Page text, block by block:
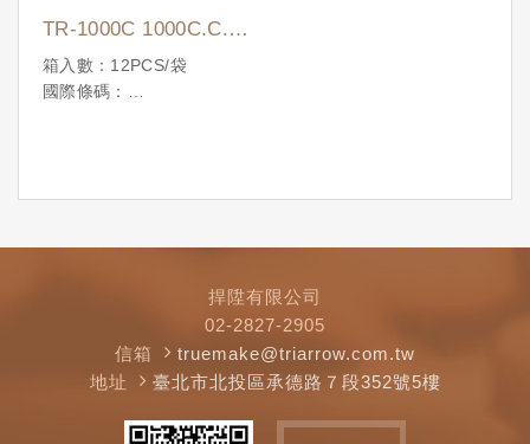
TR-1000C 1000C.C.耐
熱量杯
箱入數：12PCS/袋
國際條碼：
捍陞有限公司
02-2827-2905
信箱
truemake@triarrow.com.tw
地址
臺北市北投區承德路７段352號5樓